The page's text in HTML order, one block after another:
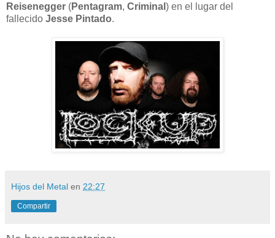
Reisenegger (Pentagram, Criminal ) en el lugar del
fallecido Jesse Pintado.
Hijos del Metal en 22:27
Compartir